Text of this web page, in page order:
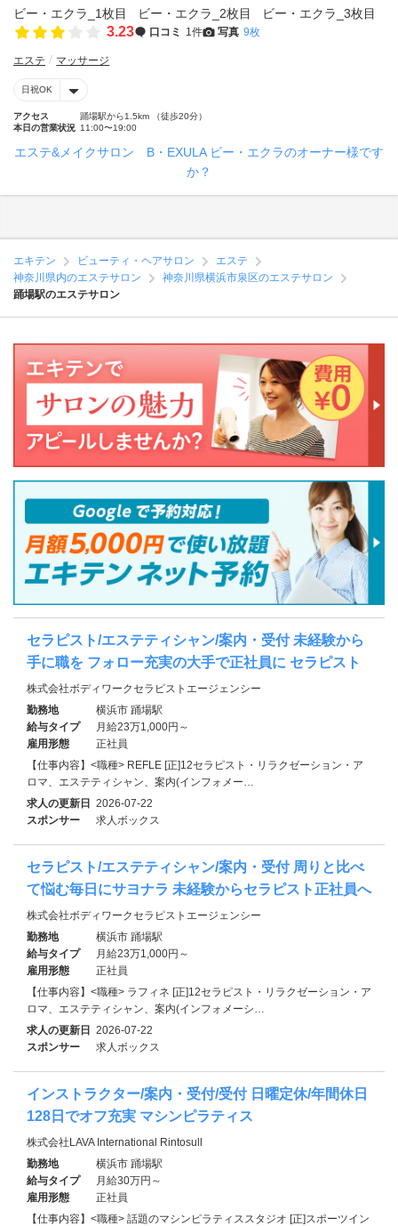
3.23 口コミ 1件 写真 9枚
エステ マッサージ
日祝OK
アクセス
踊場駅から1.5km （徒歩20分）
本日の営業状況 11:00〜19:00
エステ&メイクサロン B・EXULA ビー・エクラのオーナー様です
か？
エキテン ビューティ・ヘアサロン
エステ
神奈川県内のエステサロン
神奈川県横浜市泉区のエステサロン
踊場駅のエステサロン
セラピスト/エステティシャン/案内・受付 未経験から
手に職を フォロー充実の大手で正社員に セラピスト
株式会社ボディワークセラピストエージェンシー
勤務地
横浜市 踊場駅
給与タイプ
月給23万1,000円～
雇用形態
正社員
【仕事内容】<職種> REFLE [正]12セラピスト・リラクゼーション・ア
ロマ、エステティシャン、案内(インフォメー…
求人の更新日 2026-07-22
スポンサー
求人ボックス
セラピスト/エステティシャン/案内・受付 周りと比べ
て悩む毎日にサヨナラ 未経験からセラピスト正社員へ
株式会社ボディワークセラピストエージェンシー
勤務地
横浜市 踊場駅
給与タイプ
月給23万1,000円～
雇用形態
正社員
【仕事内容】<職種> ラフィネ [正]12セラピスト・リラクゼーション・ア
ロマ、エステティシャン、案内(インフォメーシ…
求人の更新日 2026-07-22
スポンサー
求人ボックス
インストラクター/案内・受付/受付 日曜定休/年間休日
128日でオフ充実 マシンピラティス
株式会社LAVA International Rintosull
勤務地
横浜市 踊場駅
給与タイプ
月給30万円～
雇用形態
正社員
【仕事内容】<職種> 話題のマシンピラティススタジオ [正]スポーツイン